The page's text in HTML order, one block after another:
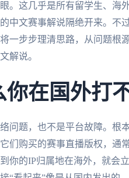
。这几乎是所有留学生、海
中文赛事解说隔绝开来。不
一步步理清思路，从问题根
解说。
你在国外打
问题，也不是平台故障。根
们购买的赛事直播版权，通
你的IP归属地在海外，就会